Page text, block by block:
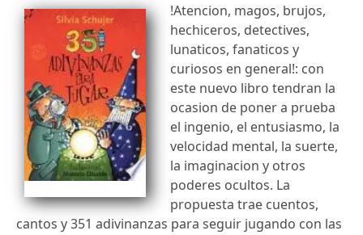
!Atencion, magos, brujos,
hechiceros, detectives,
lunaticos, fanaticos y
curiosos en general!: con
este nuevo libro tendran la
ocasion de poner a prueba
el ingenio, el entusiasmo, la
velocidad mental, la suerte,
la imaginacion y otros
poderes ocultos. La
propuesta trae cuentos,
cantos y 351 adivinanzas para seguir jugando con las